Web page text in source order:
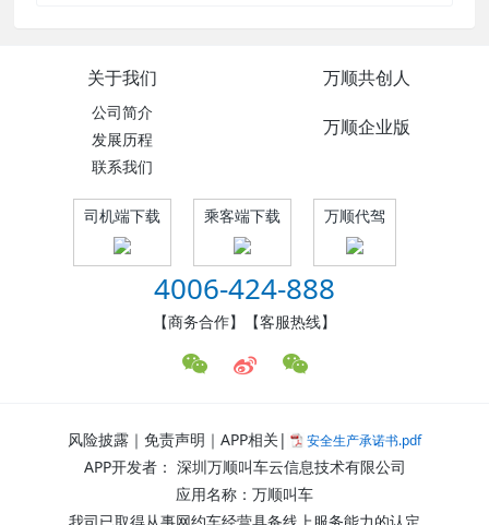
关于我们
公司简介
发展历程
联系我们
万顺共创人
万顺企业版
司机端下载 乘客端下载 万顺代驾
4006-424-888
【商务合作】【客服热线】
风险披露｜免责声明｜APP相关| 安全生产承诺书.pdf
APP开发者： 深圳万顺叫车云信息技术有限公司
应用名称：万顺叫车